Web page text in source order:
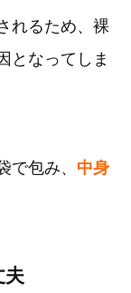
れるため、裸
となってしま
で包み、 中身
夫